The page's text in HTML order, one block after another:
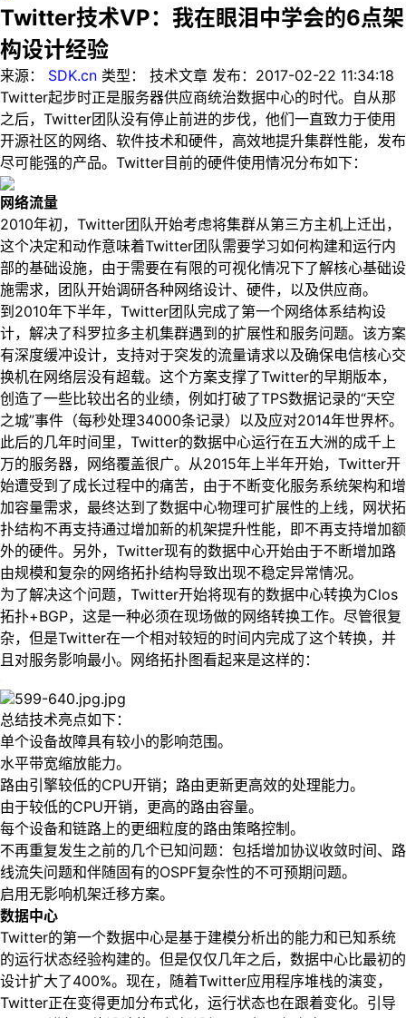
Twitter技术VP：我在眼泪中学会的6点架
构设计经验
来源： SDK.cn 类型： 技术文章 发布： 2017-02-22 11:34:18
Twitter起步时正是服务器供应商统治数据中心的时代。自从那
之后，Twitter团队没有停止前进的步伐，他们一直致力于使用
开源社区的网络、软件技术和硬件，高效地提升集群性能，发布
尽可能强的产品。Twitter目前的硬件使用情况分布如下：
网络流量
2010年初，Twitter团队开始考虑将集群从第三方主机上迁出，
这个决定和动作意味着Twitter团队需要学习如何构建和运行内
部的基础设施，由于需要在有限的可视化情况下了解核心基础设
施需求，团队开始调研各种网络设计、硬件，以及供应商。
到2010年下半年，Twitter团队完成了第一个网络体系结构设
计，解决了科罗拉多主机集群遇到的扩展性和服务问题。该方案
有深度缓冲设计，支持对于突发的流量请求以及确保电信核心交
换机在网络层没有超载。这个方案支撑了Twitter的早期版本，
创造了一些比较出名的业绩，例如打破了TPS数据记录的“天空
之城”事件（每秒处理34000条记录）以及应对2014年世界杯。
此后的几年时间里，Twitter的数据中心运行在五大洲的成千上
万的服务器，网络覆盖很广。从2015年上半年开始，Twitter开
始遭受到了成长过程中的痛苦，由于不断变化服务系统架构和增
加容量需求，最终达到了数据中心物理可扩展性的上线，网状拓
扑结构不再支持通过增加新的机架提升性能，即不再支持增加额
外的硬件。另外，Twitter现有的数据中心开始由于不断增加路
由规模和复杂的网络拓扑结构导致出现不稳定异常情况。
为了解决这个问题，Twitter开始将现有的数据中心转换为Clos
拓扑+BGP，这是一种必须在现场做的网络转换工作。尽管很复
杂，但是Twitter在一个相对较短的时间内完成了这个转换，并
且对服务影响最小。网络拓扑图看起来是这样的：
总结技术亮点如下：
单个设备故障具有较小的影响范围。
水平带宽缩放能力。
路由引擎较低的CPU开销；路由更新更高效的处理能力。
由于较低的CPU开销，更高的路由容量。
每个设备和链路上的更细粒度的路由策略控制。
不再重复发生之前的几个已知问题：包括增加协议收敛时间、路
线流失问题和伴随固有的OSPF复杂性的不可预期问题。
启用无影响机架迁移方案。
数据中心
Twitter的第一个数据中心是基于建模分析出的能力和已知系统
的运行状态经验构建的。但是仅仅几年之后，数据中心比最初的
设计扩大了400%。现在，随着Twitter应用程序堆栈的演变，
Twitter正在变得更加分布式化，运行状态也在跟着变化。引导